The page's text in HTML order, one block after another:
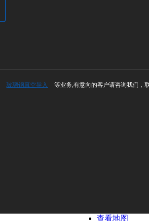
玻璃钢真空导入 等业务,有意向的客户请咨询我们，
查看地图